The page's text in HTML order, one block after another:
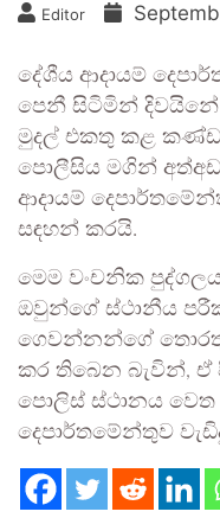
Editor
දේශීය ආදායම්
පෙනී සිටිමින් දිවයිනේ
මුදල් එකතු කළ
පොලීසිය මගින්
ආදායම්
සඳහන් කරයි.
මෙම වංචනික
ඔවුන්ගේ ස්ථානීය
ගෙවන්නන්ගේ
කර තිබෙන බැවින්,
පොලිස් ස්ථානය
දෙපාර්තමේන්තුව